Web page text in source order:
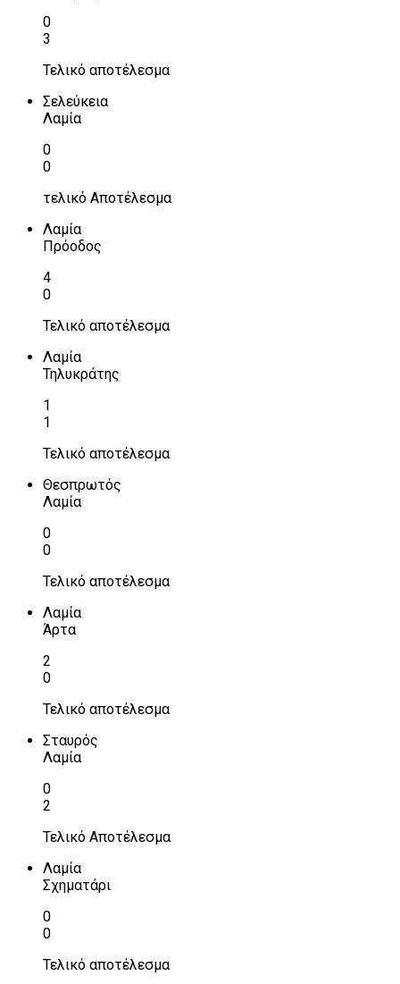
0
3
Τελικό αποτέλεσμα
Σελεύκεια
Λαμία
0
0
τελικό Αποτέλεσμα
Λαμία
Πρόοδος
4
0
Τελικό αποτέλεσμα
Λαμία
Τηλυκράτης
1
1
Τελικό αποτέλεσμα
Θεσπρωτός
Λαμία
0
0
Τελικό αποτέλεσμα
Λαμία
Άρτα
2
0
Τελικό αποτέλεσμα
Σταυρός
Λαμία
0
2
Τελικό Αποτέλεσμα
Λαμία
Σχηματάρι
0
0
Τελικό αποτέλεσμα